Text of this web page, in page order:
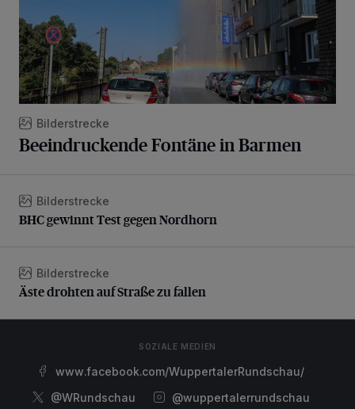
Bilderstrecke
Beeindruckende Fontäne in Barmen
BHC gewinnt Test gegen Nordhorn
Bilderstrecke
BHC gewinnt Test gegen Nordhorn
Äste drohten auf Straße zu fallen
Bilderstrecke
Äste drohten auf Straße zu fallen
SOZIALE MEDIEN
www.facebook.com/WuppertalerRundschau/
@WRundschau
@wuppertalerrundschau